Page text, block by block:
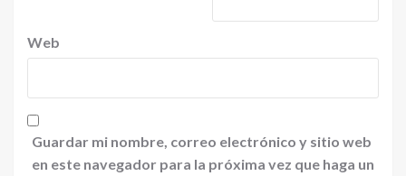
Web
Guardar mi nombre, correo electrónico y sitio web
en este navegador para la próxima vez que haga un